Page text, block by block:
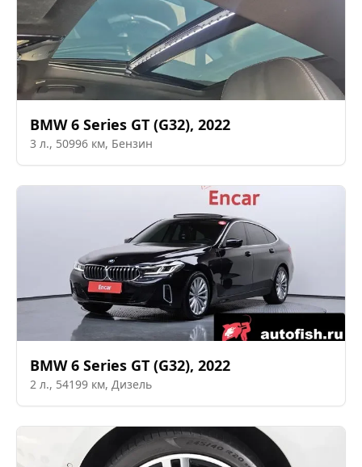
BMW 6 Series GT (G32), 2022
3 л., 50996 км, Бензин
BMW 6 Series GT (G32), 2022
2 л., 54199 км, Дизель